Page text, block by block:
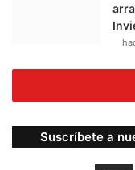
Suscríbete a